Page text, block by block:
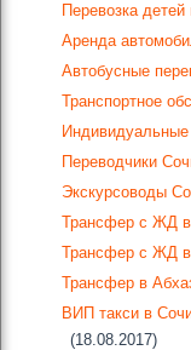
Перевозка
Аренда
Автобусные
Транспортное
Переводчики
Экскурсоводы
Трансфер с ЖД
Трансфер с ЖД
Трансфер в
ВИП такси в
(18.08.2017)